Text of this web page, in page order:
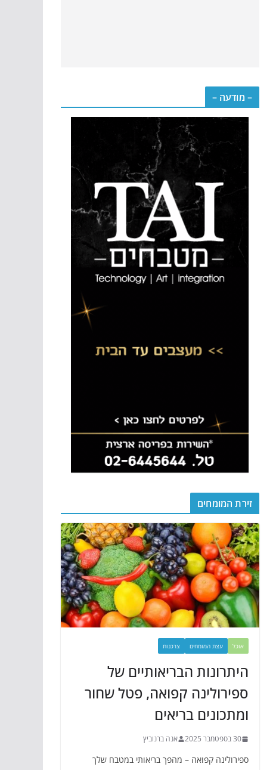
– מודעה –
זירת המומחים
אוכל עצת המומחים צרכנות
היתרונות הבריאותיים של
ספירולינה קפואה, פטל שחור
ומתכונים בריאים
30 בספטמבר 2025 אנה ברנוביץ
ספירולינה קפואה – מהפך בריאותי במטבח שלך